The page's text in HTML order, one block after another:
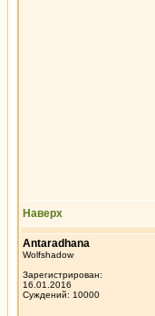
Наверх
Antaradhana
Wolfshadow
Зарегистрирован:
16.01.2016
Суждений: 10000